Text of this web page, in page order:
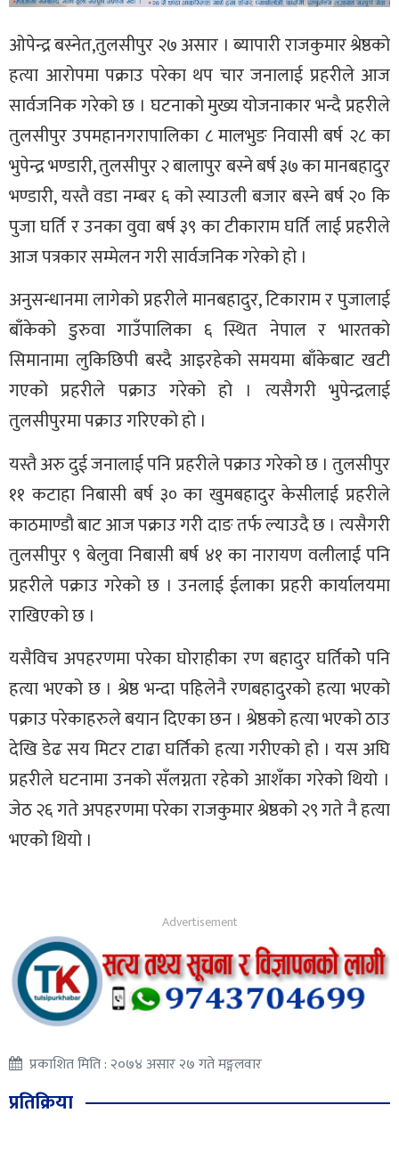
ओपेन्द्र बस्नेत,तुलसीपुर २७ असार । ब्यापारी राजकुमार श्रेष्ठको
हत्या आरोपमा पक्राउ परेका थप चार जनालाई प्रहरीले आज
सार्वजनिक गरेको छ । घटनाको मुख्य योजनाकार भन्दै प्रहरीले
तुलसीपुर उपमहानगरापालिका ८ मालभुङ निवासी बर्ष २८ का
भुपेन्द्र भण्डारी, तुलसीपुर २ बालापुर बस्ने बर्ष ३७ का मानबहादुर
भण्डारी, यस्तै वडा नम्बर ६ को स्याउली बजार बस्ने बर्ष २० कि
पुजा घर्ति र उनका वुवा बर्ष ३९ का टीकाराम घर्ति लाई प्रहरीले
आज पत्रकार सम्मेलन गरी सार्वजनिक गरेको हो ।
अनुसन्धानमा लागेको प्रहरीले मानबहादुर, टिकाराम र पुजालाई
बाँकेको डुरुवा गाउँपालिका ६ स्थित नेपाल र भारतको
सिमानामा लुकिछिपी बस्दै आइरहेको समयमा बाँकेबाट खटी
गएको प्रहरीले पक्राउ गरेको हो । त्यसैगरी भुपेन्द्रलाई
तुलसीपुरमा पक्राउ गरिएको हो ।
यस्तै अरु दुई जनालाई पनि प्रहरीले पक्राउ गरेको छ । तुलसीपुर
११ कटाहा निबासी बर्ष ३० का खुमबहादुर केसीलाई प्रहरीले
काठमाण्डौ बाट आज पक्राउ गरी दाङ तर्फ ल्याउदै छ । त्यसैगरी
तुलसीपुर ९ बेलुवा निबासी बर्ष ४१ का नारायण वलीलाई पनि
प्रहरीले पक्राउ गरेको छ । उनलाई ईलाका प्रहरी कार्यालयमा
राखिएको छ ।
यसैविच अपहरणमा परेका घोराहीका रण बहादुर घर्तिकोे पनि
हत्या भएको छ । श्रेष्ठ भन्दा पहिलेनै रणबहादुरको हत्या भएको
पक्राउ परेकाहरुले बयान दिएका छन । श्रेष्ठको हत्या भएको ठाउ
देखि डेढ सय मिटर टाढा घर्तिको हत्या गरीएको हो । यस अघि
प्रहरीले घटनामा उनको सँलग्नता रहेको आशँका गरेको थियो ।
जेठ २६ गते अपहरणमा परेका राजकुमार श्रेष्ठको २९ गते नै हत्या
भएको थियो ।
प्रकाशित मिति : २०७४ असार २७ गते मङ्गलवार
प्रतिक्रिया